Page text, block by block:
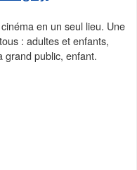
en un seul lieu. Une
: adultes et enfants,
grand public, enfant.